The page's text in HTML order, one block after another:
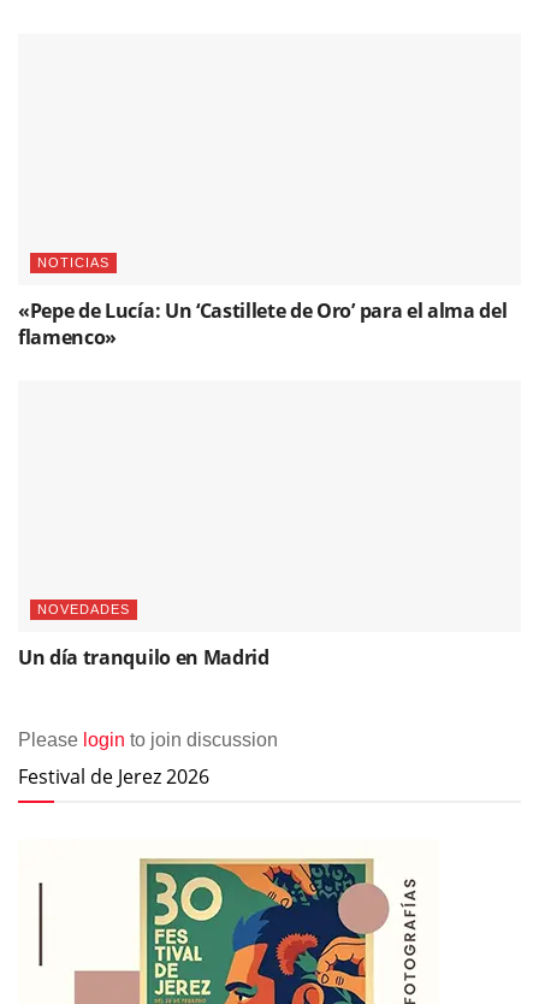
NOTICIAS
«Pepe de Lucía: Un ‘Castillete de Oro’ para el alma del
flamenco»
NOVEDADES
Un día tranquilo en Madrid
Please login to join discussion
Festival de Jerez 2026